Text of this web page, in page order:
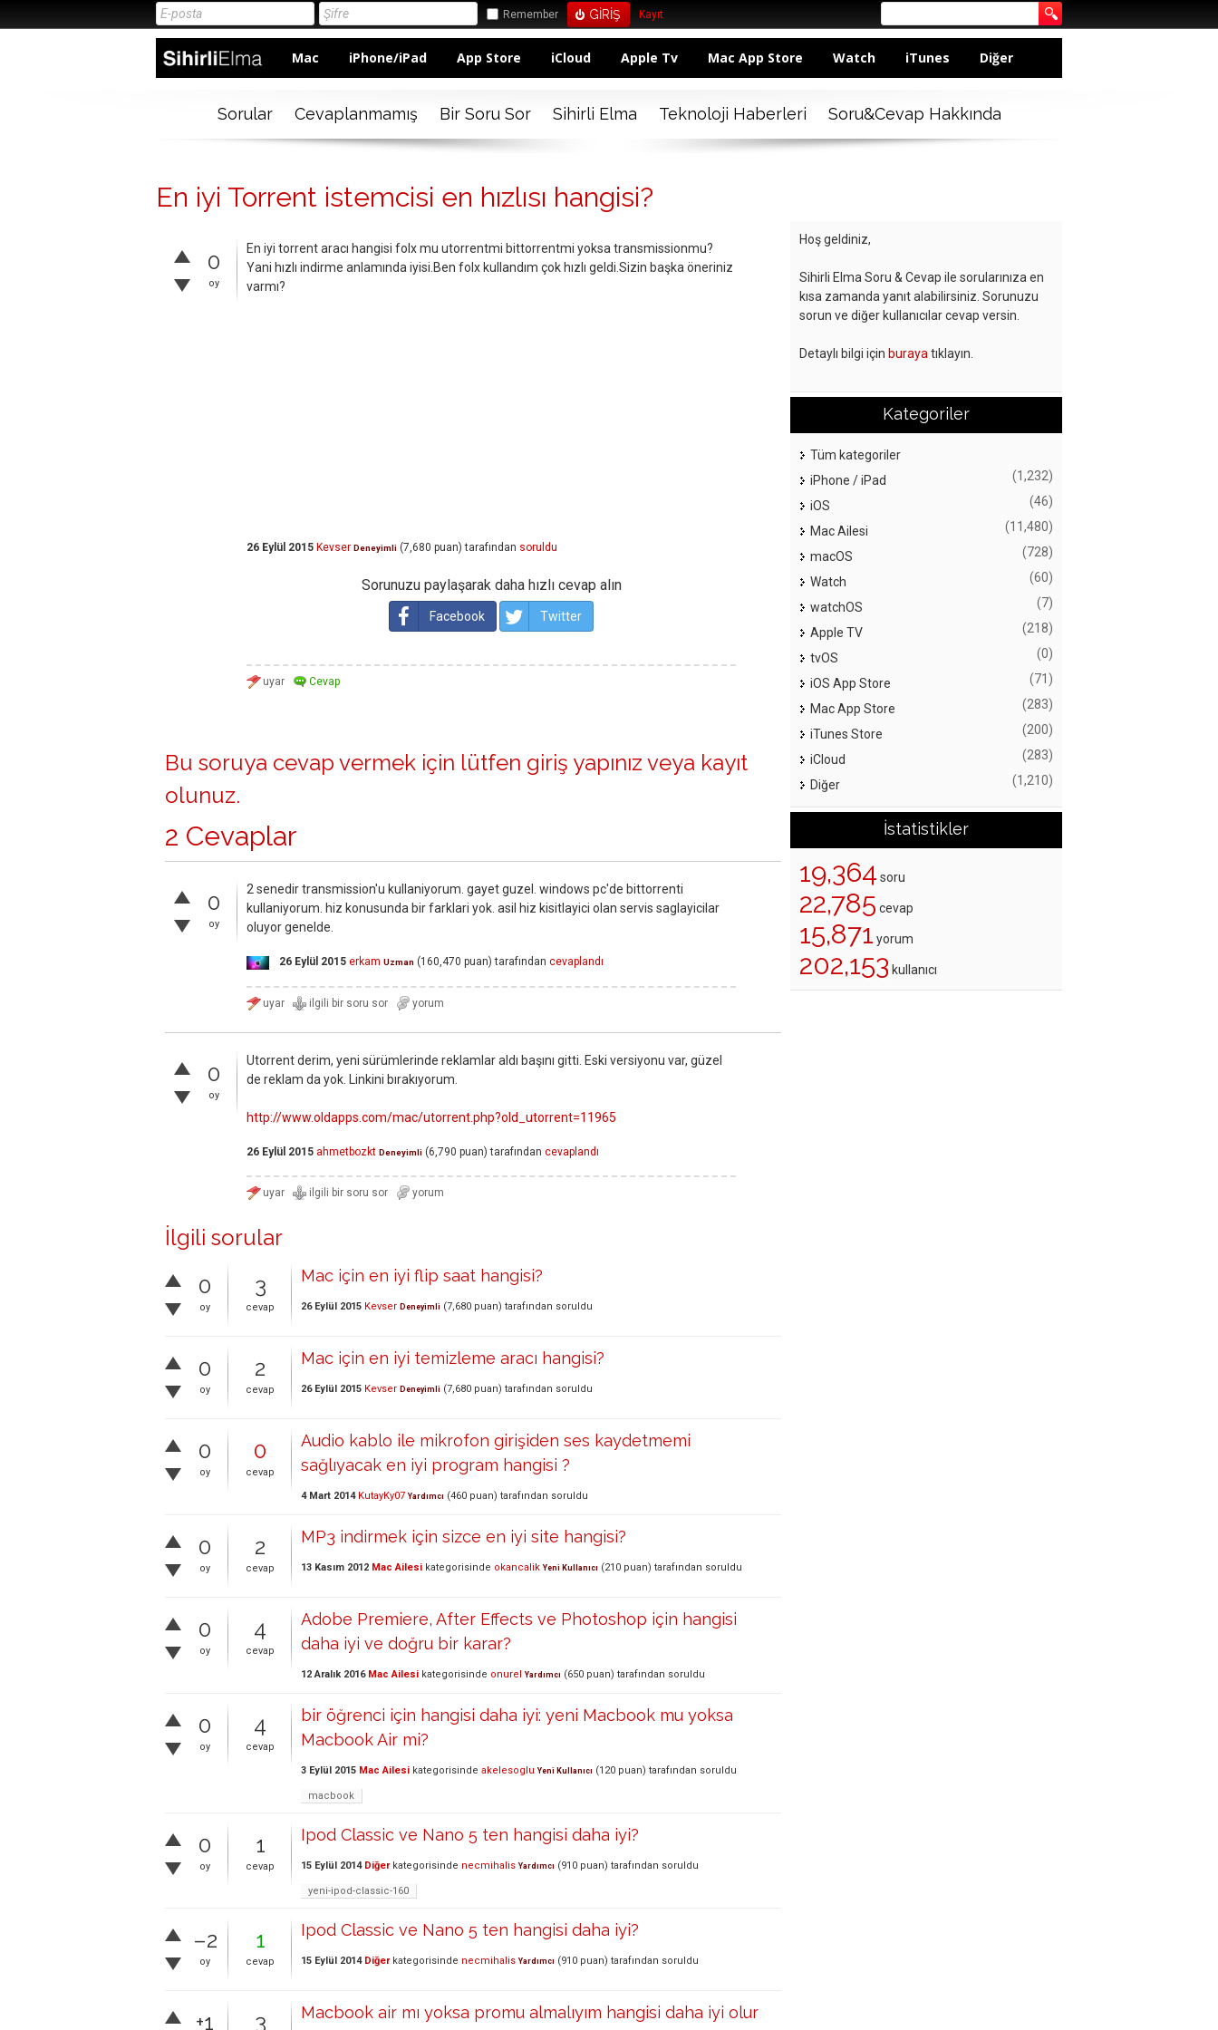
Remember Kayıt
Mac iPhone/iPad App Store iCloud Apple Tv Mac App Store Watch iTunes Diğer
Sorular Cevaplanmamış Bir Soru Sor Sihirli Elma Teknoloji Haberleri Soru&Cevap Hakkında
En iyi Torrent istemcisi en hızlısı hangisi?
0
oy
En iyi torrent aracı hangisi folx mu utorrentmi bittorrentmi yoksa transmissionmu?
Yani hızlı indirme anlamında iyisi.Ben folx kullandım çok hızlı geldi.Sizin başka öneriniz
varmı?
26 Eylül 2015 Kevser Deneyimli (7,680 puan) tarafından soruldu
Sorunuzu paylaşarak daha hızlı cevap alın
Facebook Twitter
Bu soruya cevap vermek için lütfen giriş yapınız veya kayıt
olunuz.
2 Cevaplar
0
oy
2 senedir transmission'u kullaniyorum. gayet guzel. windows pc'de bittorrenti
kullaniyorum. hiz konusunda bir farklari yok. asil hiz kisitlayici olan servis saglayicilar
oluyor genelde.
26 Eylül 2015 erkam Uzman (160,470 puan) tarafından cevaplandı
0
oy
Utorrent derim, yeni sürümlerinde reklamlar aldı başını gitti. Eski versiyonu var, güzel
de reklam da yok. Linkini bırakıyorum.
http://www.oldapps.com/mac/utorrent.php?old_utorrent=11965
26 Eylül 2015 ahmetbozkt Deneyimli (6,790 puan) tarafından cevaplandı
İlgili sorular
0
oy
3
cevap
Mac için en iyi flip saat hangisi?
26 Eylül 2015 Kevser Deneyimli (7,680 puan) tarafından soruldu
0
oy
2
cevap
Mac için en iyi temizleme aracı hangisi?
26 Eylül 2015 Kevser Deneyimli (7,680 puan) tarafından soruldu
0
oy
0
cevap
Audio kablo ile mikrofon girişiden ses kaydetmemi
sağlıyacak en iyi program hangisi ?
4 Mart 2014 KutayKy07 Yardımcı (460 puan) tarafından soruldu
0
oy
2
cevap
MP3 indirmek için sizce en iyi site hangisi?
13 Kasım 2012 Mac Ailesi kategorisinde okancalik Yeni Kullanıcı (210 puan) tarafından soruldu
0
oy
4
cevap
Adobe Premiere, After Effects ve Photoshop için hangisi
daha iyi ve doğru bir karar?
12 Aralık 2016 Mac Ailesi kategorisinde onurel Yardımcı (650 puan) tarafından soruldu
0
oy
4
cevap
bir öğrenci için hangisi daha iyi: yeni Macbook mu yoksa
Macbook Air mi?
3 Eylül 2015 Mac Ailesi kategorisinde akelesoglu Yeni Kullanıcı (120 puan) tarafından soruldu
macbook
0
oy
1
cevap
Ipod Classic ve Nano 5 ten hangisi daha iyi?
15 Eylül 2014 Diğerkategorisinde necmihalis Yardımcı (910 puan) tarafından soruldu
yeni-ipod-classic-160
–2
oy
1
cevap
Ipod Classic ve Nano 5 ten hangisi daha iyi?
15 Eylül 2014 Diğerkategorisinde necmihalis Yardımcı (910 puan) tarafından soruldu
+1 3 Macbook air mı yoksa promu almalıyım hangisi daha iyi olur
Hoş geldiniz,
Sihirli Elma Soru & Cevap ile sorularınıza en
kısa zamanda yanıt alabilirsiniz. Sorunuzu
sorun ve diğer kullanıcılar cevap versin.
Detaylı bilgi için buraya tıklayın.
Kategoriler
Tüm kategoriler
iPhone / iPad
(1,232)
iOS (46)
Mac Ailesi (11,480)
macOS (728)
Watch (60)
watchOS (7)
Apple TV (218)
tvOS (0)
iOS App Store (71)
Mac App Store (283)
iTunes Store (200)
iCloud (283)
Diğer (1,210)
İstatistikler
19,364 soru
22,785 cevap
15,871 yorum
202,153 kullanıcı